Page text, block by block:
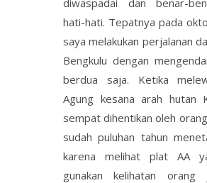
hati-hati. Tepatnya pada
saya melakukan perjalanan
Bengkulu dengan
berdua saja. Ketika
Agung kesana arah hutan
sempat dihentikan oleh
sudah puluhan tahun
karena melihat plat AA
gunakan kelihatan orang